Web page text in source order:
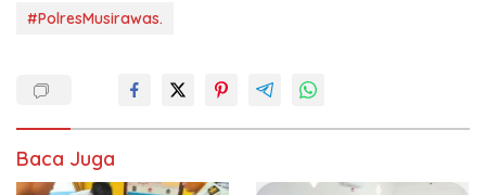
#PolresMusirawas.
Baca Juga